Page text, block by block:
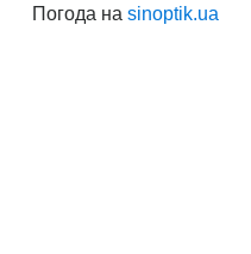
Погода наsinoptik.ua